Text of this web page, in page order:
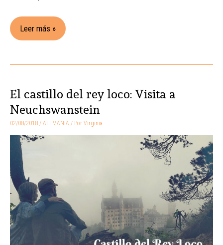
Leer más »
El castillo del rey loco: Visita a
Neuchswanstein
02/08/2018 / ALEMANIA / Por Virginia
El
castillo
del
rey
loco:
Visita
a
Neuchswanstein